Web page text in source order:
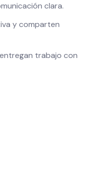
clara.
y comparten
trabajo con